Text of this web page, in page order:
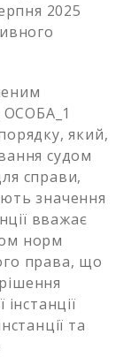
2025
ОСОБА_1
який,
судом
справи,
значення
вважає
норм
права, що
та